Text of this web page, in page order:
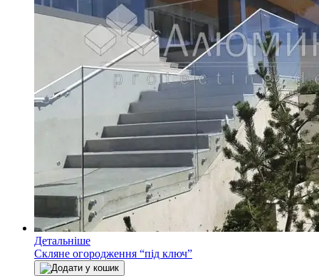
Детальніше
Скляне огородження “під ключ”
Додати у кошик